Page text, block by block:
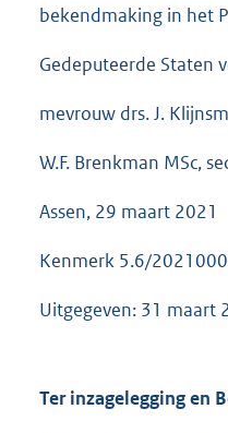
bekendmaking in het
Gedeputeerde Staten
mevrouw drs. J.
W.F. Brenkman MSc,
Assen, 29 maart 2021
Kenmerk 5.6/
Uitgegeven: 31 maart
Ter inzagelegging en